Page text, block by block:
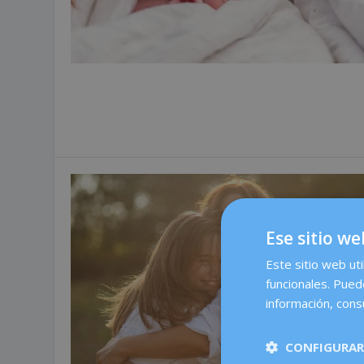
Ese sitio
Este sitio web
funcionales.
información,